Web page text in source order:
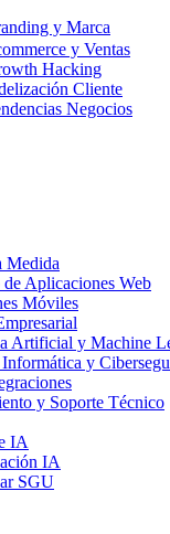
y Marca
y Ventas
Hacking
Cliente
Negocios
Medida
Aplicaciones Web
Móviles
Artificial y Machine
y
y Soporte Técnico
IA
IA
SGU